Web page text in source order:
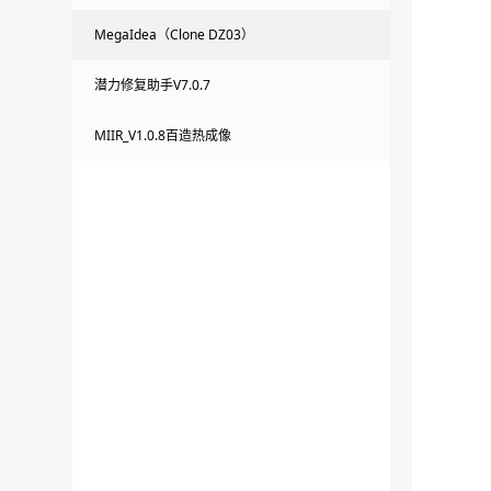
MegaIdea（Clone DZ03）
潜力修复助手V7.0.7
MIIR_V1.0.8百造热成像